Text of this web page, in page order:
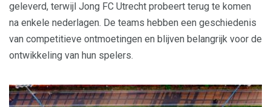
geleverd, terwijl Jong FC Utrecht probeert terug te komen
na enkele nederlagen. De teams hebben een geschiedenis
van competitieve ontmoetingen en blijven belangrijk voor de
ontwikkeling van hun spelers.